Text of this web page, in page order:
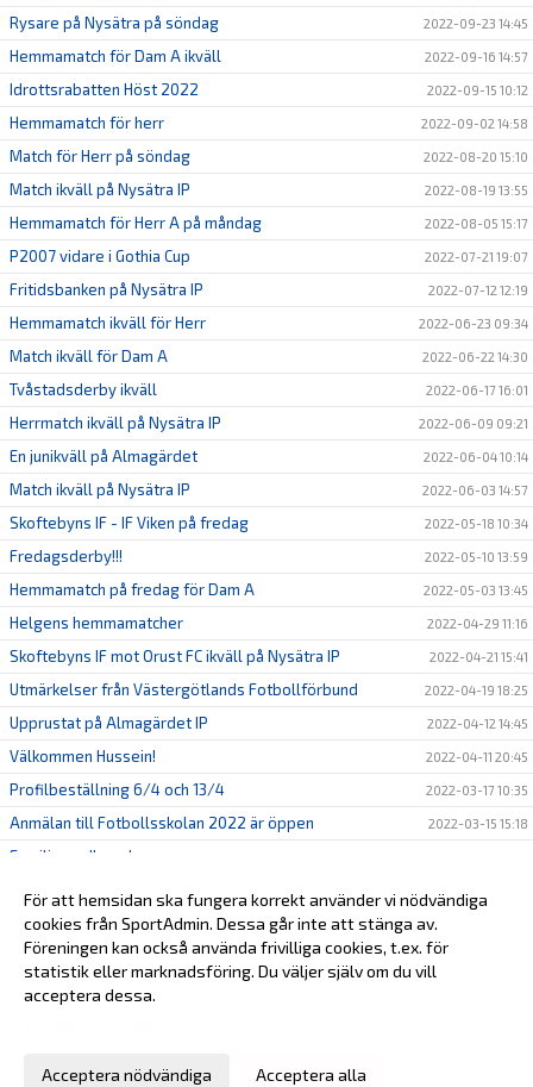
Rysare på Nysätra på söndag 2022-09-23 14:45
Hemmamatch för Dam A ikväll 2022-09-16 14:57
Idrottsrabatten Höst 2022 2022-09-15 10:12
Hemmamatch för herr 2022-09-02 14:58
Match för Herr på söndag 2022-08-20 15:10
Match ikväll på Nysätra IP 2022-08-19 13:55
Hemmamatch för Herr A på måndag 2022-08-05 15:17
P2007 vidare i Gothia Cup 2022-07-21 19:07
Fritidsbanken på Nysätra IP 2022-07-12 12:19
Hemmamatch ikväll för Herr 2022-06-23 09:34
Match ikväll för Dam A 2022-06-22 14:30
Tvåstadsderby ikväll 2022-06-17 16:01
Herrmatch ikväll på Nysätra IP 2022-06-09 09:21
En junikväll på Almagärdet 2022-06-04 10:14
Match ikväll på Nysätra IP 2022-06-03 14:57
Skoftebyns IF - IF Viken på fredag 2022-05-18 10:34
Fredagsderby!!! 2022-05-10 13:59
Hemmamatch på fredag för Dam A 2022-05-03 13:45
Helgens hemmamatcher 2022-04-29 11:16
Skoftebyns IF mot Orust FC ikväll på Nysätra IP 2022-04-21 15:41
Utmärkelser från Västergötlands Fotbollförbund 2022-04-19 18:25
Upprustat på Almagärdet IP 2022-04-12 14:45
Välkommen Hussein! 2022-04-11 20:45
Profilbeställning 6/4 och 13/4 2022-03-17 10:35
Anmälan till Fotbollsskolan 2022 är öppen 2022-03-15 15:18
Familjemedlemskap
2022-02-14 22:54
Tränarutbildning C framflyttad pga Pandemi 2022-01-04 13:56
För att hemsidan ska fungera korrekt använder vi nödvändiga
cookies från SportAdmin. Dessa går inte att stänga av.
Föreningen kan också använda frivilliga cookies, t.ex. för
statistik eller marknadsföring. Du väljer själv om du vill
acceptera dessa.
Acceptera nödvändiga Acceptera alla